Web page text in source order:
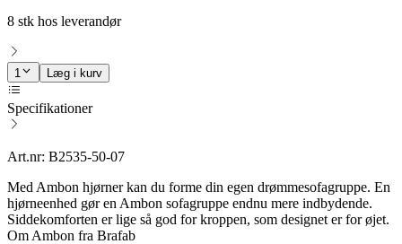
8 stk hos leverandør
1 Læg i kurv
Specifikationer
Art.nr: B2535-50-07
Med Ambon hjørner kan du forme din egen drømmesofagruppe. En
hjørneenhed gør en Ambon sofagruppe endnu mere indbydende.
Siddekomforten er lige så god for kroppen, som designet er for øjet.
Om Ambon fra Brafab